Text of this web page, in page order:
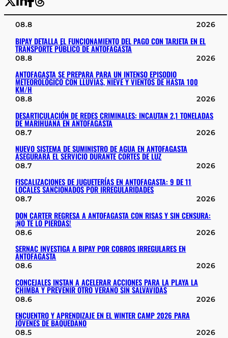
08.8 2026
BIPAY DETALLA EL FUNCIONAMIENTO DEL PAGO CON TARJETA EN EL
TRANSPORTE PÚBLICO DE ANTOFAGASTA
08.8 2026
ANTOFAGASTA SE PREPARA PARA UN INTENSO EPISODIO
METEOROLÓGICO CON LLUVIAS, NIEVE Y VIENTOS DE HASTA 100
KM/H
08.8 2026
DESARTICULACIÓN DE REDES CRIMINALES: INCAUTAN 2,1 TONELADAS
DE MARIHUANA EN ANTOFAGASTA
08.7 2026
NUEVO SISTEMA DE SUMINISTRO DE AGUA EN ANTOFAGASTA
ASEGURARÁ EL SERVICIO DURANTE CORTES DE LUZ
08.7 2026
FISCALIZACIONES DE JUGUETERÍAS EN ANTOFAGASTA: 9 DE 11
LOCALES SANCIONADOS POR IRREGULARIDADES
08.7 2026
DON CARTER REGRESA A ANTOFAGASTA CON RISAS Y SIN CENSURA:
¡NO TE LO PIERDAS!
08.6 2026
SERNAC INVESTIGA A BIPAY POR COBROS IRREGULARES EN
ANTOFAGASTA
08.6 2026
CONCEJALES INSTAN A ACELERAR ACCIONES PARA LA PLAYA LA
CHIMBA Y PREVENIR OTRO VERANO SIN SALVAVIDAS
08.6 2026
ENCUENTRO Y APRENDIZAJE EN EL WINTER CAMP 2026 PARA
JÓVENES DE BAQUEDANO
08.5 2026